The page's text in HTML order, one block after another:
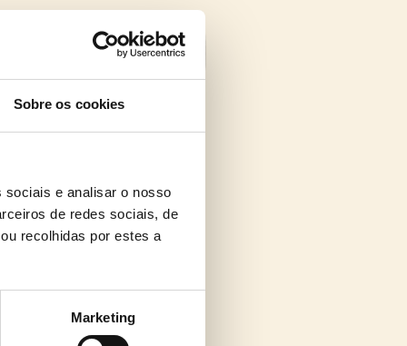
Sobre os cookies
sociais e analisar o nosso
de redes sociais, de
recolhidas por estes a
Marketing